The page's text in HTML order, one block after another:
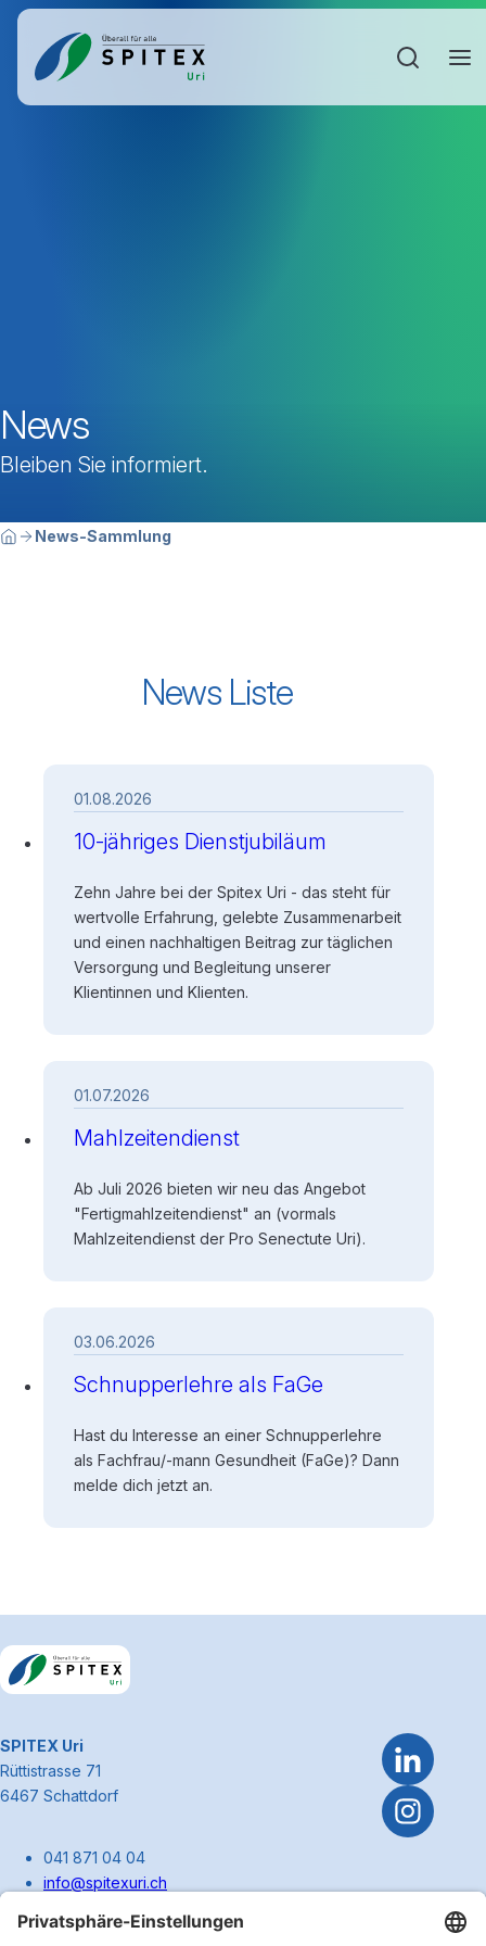
News
Bleiben Sie informiert.
Breadcrumbnavigation
Sie befinden sich hier:
HomeNews-Sammlung
News Liste
10-jähriges Dienstjubiläum
01.08.2026
Zehn Jahre bei der Spitex Uri - das steht für
wertvolle Erfahrung, gelebte Zusammenarbeit
und einen nachhaltigen Beitrag zur täglichen
Versorgung und Begleitung unserer
Klientinnen und Klienten.
Mahlzeitendienst
01.07.2026
Ab Juli 2026 bieten wir neu das Angebot
"Fertigmahlzeitendienst" an (vormals
Mahlzeitendienst der Pro Senectute Uri).
Schnupperlehre als FaGe
03.06.2026
Hast du Interesse an einer Schnupperlehre
als Fachfrau/-mann Gesundheit (FaGe)? Dann
melde dich jetzt an.
Footerbereich
~Kontaktinformationen
SPITEX Uri
Rüttistrasse 71
6467 Schattdorf
041 871 04 04
info@spitexuri.ch